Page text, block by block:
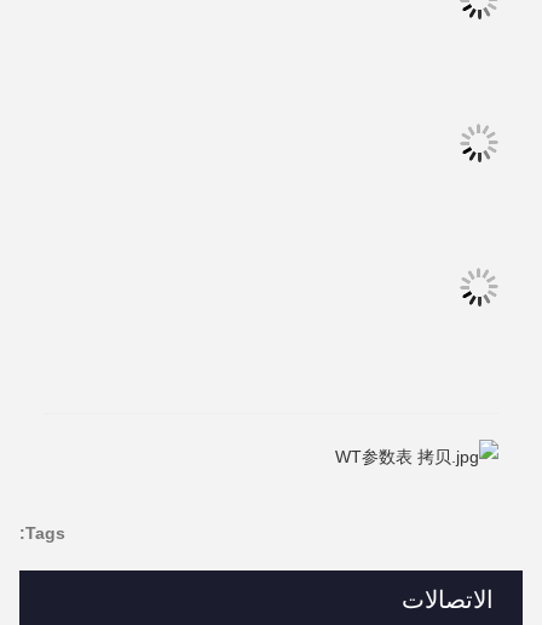
الاتصالات
Tags: